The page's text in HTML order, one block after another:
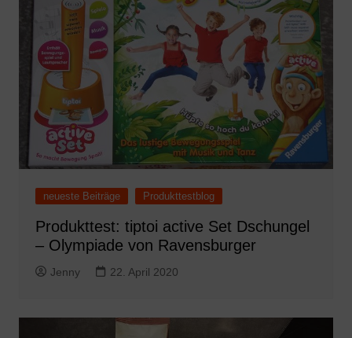
neueste Beiträge Produkttestblog
Produkttest: tiptoi active Set Dschungel
– Olympiade von Ravensburger
Jenny 22. April 2020